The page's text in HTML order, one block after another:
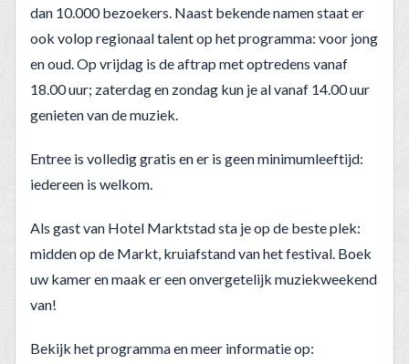
dan 10.000 bezoekers. Naast bekende namen staat er
ook volop regionaal talent op het programma: voor jong
en oud. Op vrijdag is de aftrap met optredens vanaf
18.00 uur; zaterdag en zondag kun je al vanaf 14.00 uur
genieten van de muziek.
Entree is volledig gratis en er is geen minimumleeftijd:
iedereen is welkom.
Als gast van Hotel Marktstad sta je op de beste plek:
midden op de Markt, kruiafstand van het festival. Boek
uw kamer en maak er een onvergetelijk muziekweekend
van!
Bekijk het programma en meer informatie op: